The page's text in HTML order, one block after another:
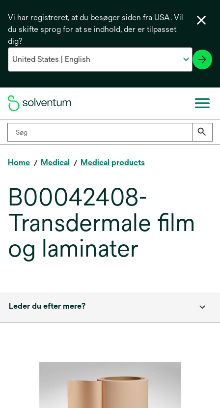
Vi har registreret, at du besøger siden fra USA. Vil
du skifte sprog for at se indhold, der er tilpasset
dig?
Home Medical Medical products
B00042408-
Transdermale film
og laminater
Leder du efter mere?